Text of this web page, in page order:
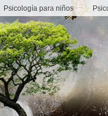
Psicología para niños